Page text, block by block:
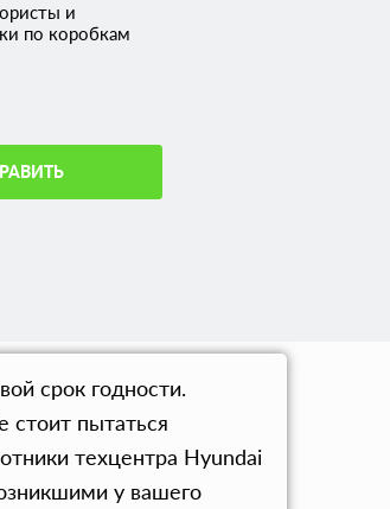
и
по коробкам
срок годности.
пытаться
техцентра Hyundai
у вашего